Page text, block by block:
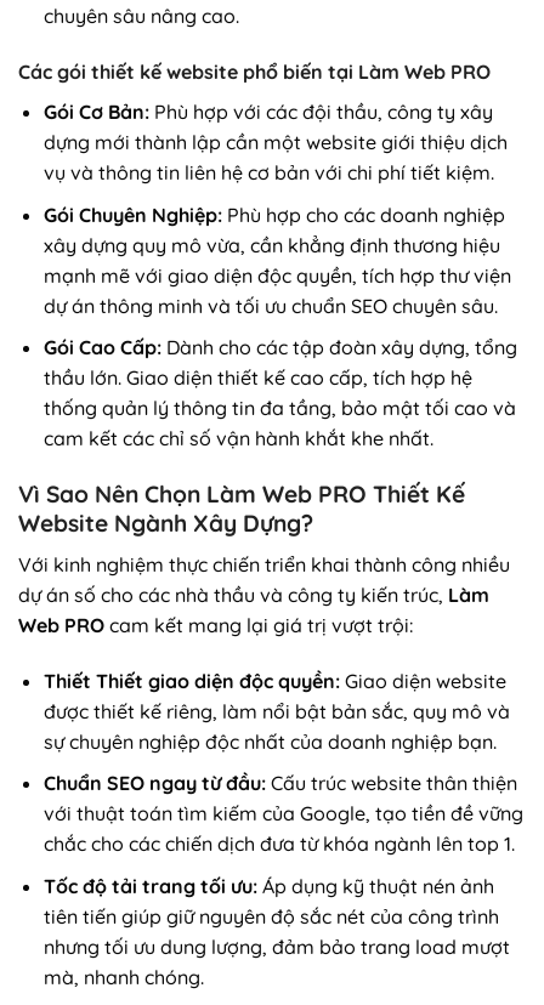
chuyên sâu nâng cao.
Các gói thiết kế website phổ biến tại Làm Web PRO
Gói Cơ Bản:Phù hợp với các đội thầu, công ty xây
dựng mới thành lập cần một website giới thiệu dịch
vụ và thông tin liên hệ cơ bản với chi phí tiết kiệm.
Gói Chuyên Nghiệp:Phù hợp cho các doanh nghiệp
xây dựng quy mô vừa, cần khẳng định thương hiệu
mạnh mẽ với giao diện độc quyền, tích hợp thư viện
dự án thông minh và tối ưu chuẩn SEO chuyên sâu.
Gói Cao Cấp:Dành cho các tập đoàn xây dựng, tổng
thầu lớn. Giao diện thiết kế cao cấp, tích hợp hệ
thống quản lý thông tin đa tầng, bảo mật tối cao và
cam kết các chỉ số vận hành khắt khe nhất.
Vì Sao Nên Chọn Làm Web PRO Thiết Kế
Website Ngành Xây Dựng?
Với kinh nghiệm thực chiến triển khai thành công nhiều
dự án số cho các nhà thầu và công ty kiến trúc, Làm
Web PRO cam kết mang lại giá trị vượt trội:
Thiết Thiết giao diện độc quyền:Giao diện website
được thiết kế riêng, làm nổi bật bản sắc, quy mô và
sự chuyên nghiệp độc nhất của doanh nghiệp bạn.
Chuẩn SEO ngay từ đầu:Cấu trúc website thân thiện
với thuật toán tìm kiếm của Google, tạo tiền đề vững
chắc cho các chiến dịch đưa từ khóa ngành lên top 1.
Tốc độ tải trang tối ưu:Áp dụng kỹ thuật nén ảnh
tiên tiến giúp giữ nguyên độ sắc nét của công trình
nhưng tối ưu dung lượng, đảm bảo trang load mượt
mà, nhanh chóng.